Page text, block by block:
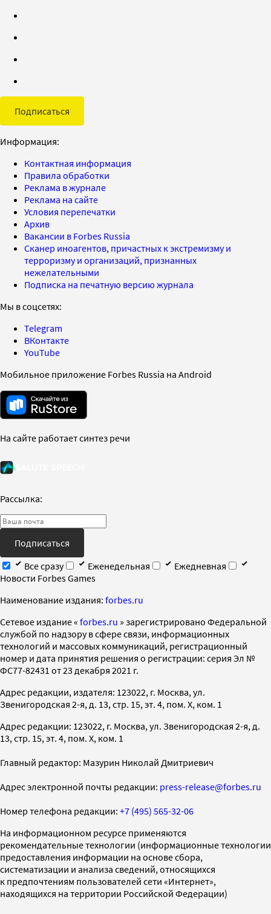
Подписаться
Информация:
Контактная информация
Правила обработки
Реклама в журнале
Реклама на сайте
Условия перепечатки
Архив
Вакансии в Forbes Russia
Сканер иноагентов, причастных к экстремизму и
терроризму и организаций, признанных
нежелательными
Подписка на печатную версию журнала
Мы в соцсетях:
Telegram
ВКонтакте
YouTube
Мобильное приложение Forbes Russia на Android
На сайте работает синтез речи
Рассылка:
Подписаться
Все сразу
Еженедельная
Ежедневная
Новости Forbes Games
Наименование издания: forbes.ru
Cетевое издание « forbes.ru » зарегистрировано Федеральной
службой по надзору в сфере связи, информационных
технологий и массовых коммуникаций, регистрационный
номер и дата принятия решения о регистрации: серия Эл №
ФС77-82431 от 23 декабря 2021 г.
Адрес редакции, издателя: 123022, г. Москва, ул.
Звенигородская 2-я, д. 13, стр. 15, эт. 4, пом. X, ком. 1
Адрес редакции: 123022, г. Москва, ул. Звенигородская 2-я, д.
13, стр. 15, эт. 4, пом. X, ком. 1
Главный редактор: Мазурин Николай Дмитриевич
Адрес электронной почты редакции: press-release@forbes.ru
Номер телефона редакции: +7 (495) 565-32-06
На информационном ресурсе применяются
рекомендательные технологии (информационные технологии
предоставления информации на основе сбора,
систематизации и анализа сведений, относящихся
к предпочтениям пользователей сети «Интернет»,
находящихся на территории Российской Федерации)